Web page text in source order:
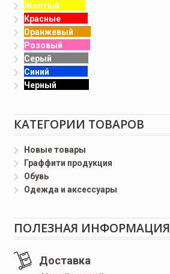
Желтый
Красные
Оранжевый
Розовый
Серый
Синий
Черный
КАТЕГОРИИ ТОВАРОВ
Новые товары
Граффити продукция
Обувь
Одежда и аксессуары
ПОЛЕЗНАЯ ИНФОРМАЦИЯ
Доставка